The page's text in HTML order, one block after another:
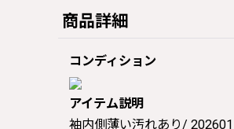
商品詳細
コンディション
アイテム説明
袖内側薄い汚れあり/ 202601